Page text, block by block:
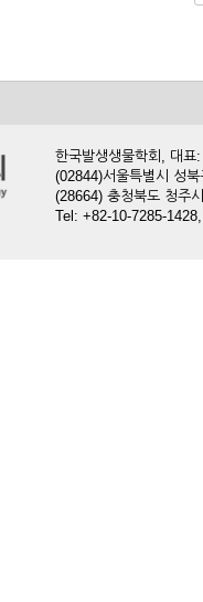
한국발생생물학회, 대
(02844)서울특별시 성
(28664) 충청북도 청주
Tel: +82-10-7285-